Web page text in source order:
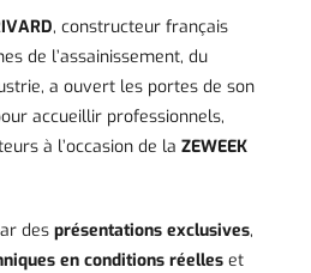
, constructeur français
de l’assainissement, du
a ouvert les portes de son
accueillir professionnels,
à l’occasion de la ZEWEEK
des présentations exclusives,
en conditions réelles et